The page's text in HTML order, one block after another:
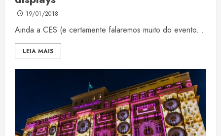
19/01/2018
Ainda a CES (e certamente falaremos muito do evento...
LEIA MAIS